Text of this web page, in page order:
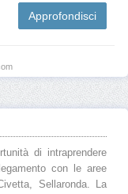
Approfondisci
di intraprendere
con le aree
Sellaronda. La